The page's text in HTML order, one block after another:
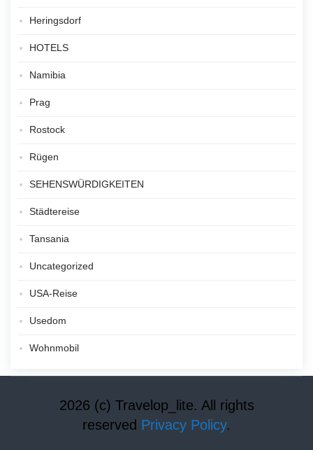
Heringsdorf
HOTELS
Namibia
Prag
Rostock
Rügen
SEHENSWÜRDIGKEITEN
Städtereise
Tansania
Uncategorized
USA-Reise
Usedom
Wohnmobil
2026 (c) Travelop_lite. All rights
reserved Privacy Policy.